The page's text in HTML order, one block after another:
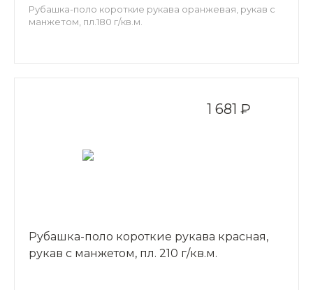
Рубашка-поло короткие рукава оранжевая, рукав с
манжетом, пл.180 г/кв.м.
1 681 ₽
Рубашка-поло короткие рукава красная,
рукав с манжетом, пл. 210 г/кв.м.